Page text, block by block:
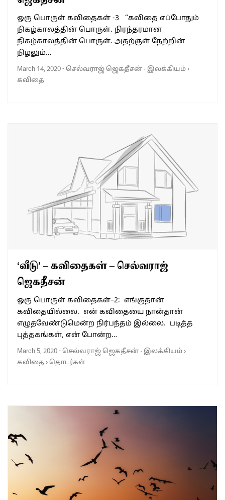
ஒரு பொருள் கவிதைகள் -3 “கவிதை எப்போதும்
நிகழ்காலத்தின் பொருள். நிரந்தரமான
நிகழ்காலத்தின் பொருள். அதற்குள் நேற்றின்
நிழலும்…
March 14, 2020-செல்வராஜ் ஜெகதீசன் · இலக்கியம்›
கவிதை
‘வீடு’ – கவிதைகள் – செல்வராஜ்
ஜெகதீசன்
ஒரு பொருள் கவிதைகள்–2: எங்குதான்
கவிதையில்லை. என் கவிதையை நான்தான்
எழுதவேண்டுமென்ற நிர்பந்தம் இல்லை. படித்த
புத்தகங்கள், என் போன்ற…
March 5, 2020-செல்வராஜ் ஜெகதீசன் · இலக்கியம்›
கவிதை ›தொடர்கள்